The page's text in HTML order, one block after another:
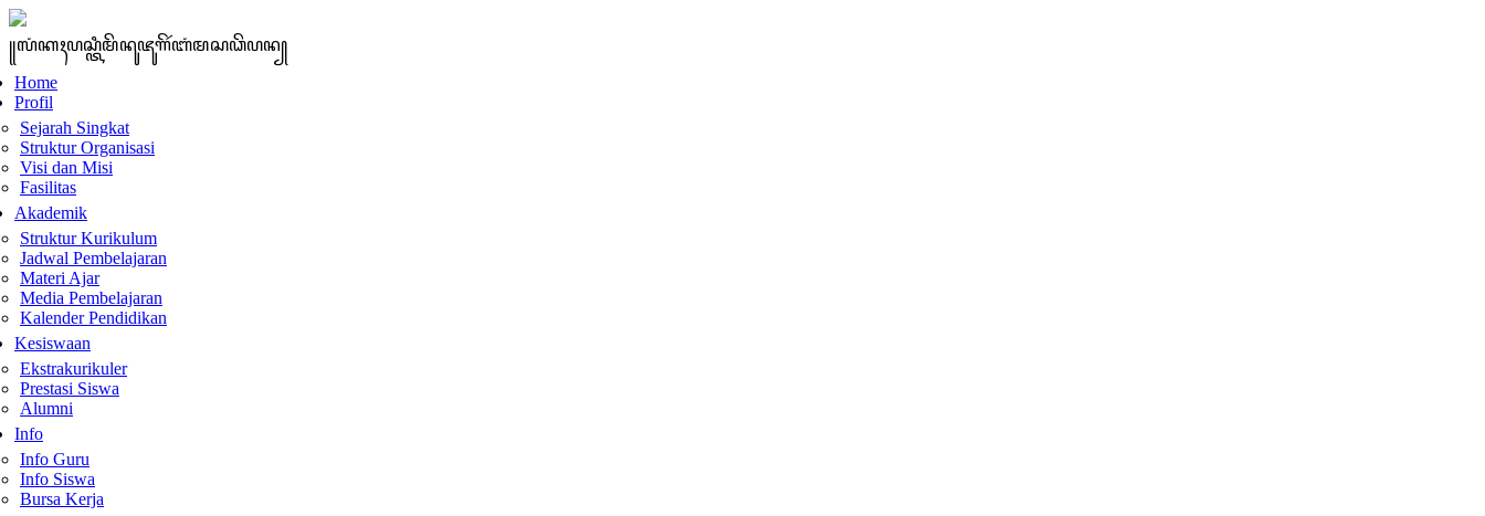
꧋ꦭꦁꦏꦃꦥꦱ꧀ꦠꦶꦩꦼꦤꦸꦗꦸꦒꦼꦂꦧꦁꦩꦱꦣꦼꦥꦤ꧀
Home
Profil
Sejarah Singkat
Struktur Organisasi
Visi dan Misi
Fasilitas
Akademik
Struktur Kurikulum
Jadwal Pembelajaran
Materi Ajar
Media Pembelajaran
Kalender Pendidikan
Kesiswaan
Ekstrakurikuler
Prestasi Siswa
Alumni
Info
Info Guru
Info Siswa
Bursa Kerja